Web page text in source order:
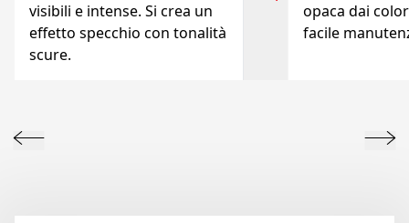
visibili e intense. Si crea un
effetto specchio con tonalità
scure.
opaca dai
facile